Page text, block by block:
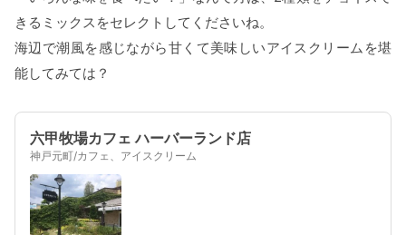
きるミックスをセレクトしてくださいね。
海辺で潮風を感じながら甘くて美味しいアイスクリームを堪
能してみては？
六甲牧場カフェ ハーバーランド店
神戸元町/カフェ、アイスクリーム